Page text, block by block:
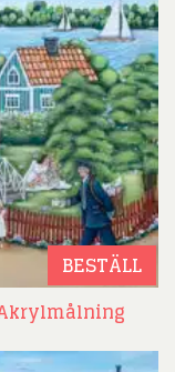
BESTÄLL